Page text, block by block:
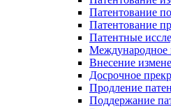
Патентование
Патентование
Патентные
Международное
Внесение
Досрочное
Продление
Поддержание